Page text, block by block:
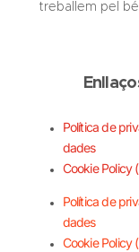
treballem pel
Política de
dades
Cookie Policy
Política de
dades
Cookie Policy